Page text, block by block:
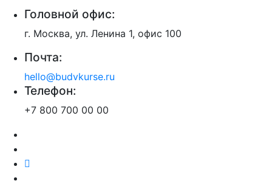
Головной офис:
г. Москва, ул. Ленина 1, офис 100
Почта:
hello@budvkurse.ru
Телефон:
+7 800 700 00 00